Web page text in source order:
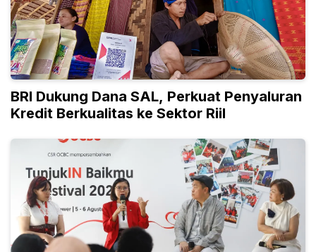
BRI Dukung Dana SAL, Perkuat Penyaluran
Kredit Berkualitas ke Sektor Riil